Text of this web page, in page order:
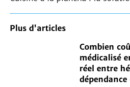
Plus d'articles
Combien
médicalisé
réel entre
dépendance